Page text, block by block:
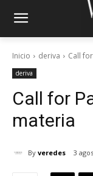
Inicio deriva Call
deriva
Call for
materia
By veredes 3